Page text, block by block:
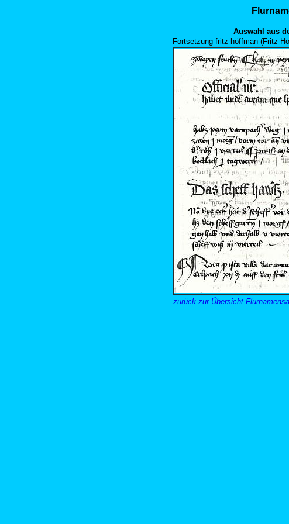
Auswahl aus
Fortsetzung fritz höffman (Fritz
zurück zur Übersicht